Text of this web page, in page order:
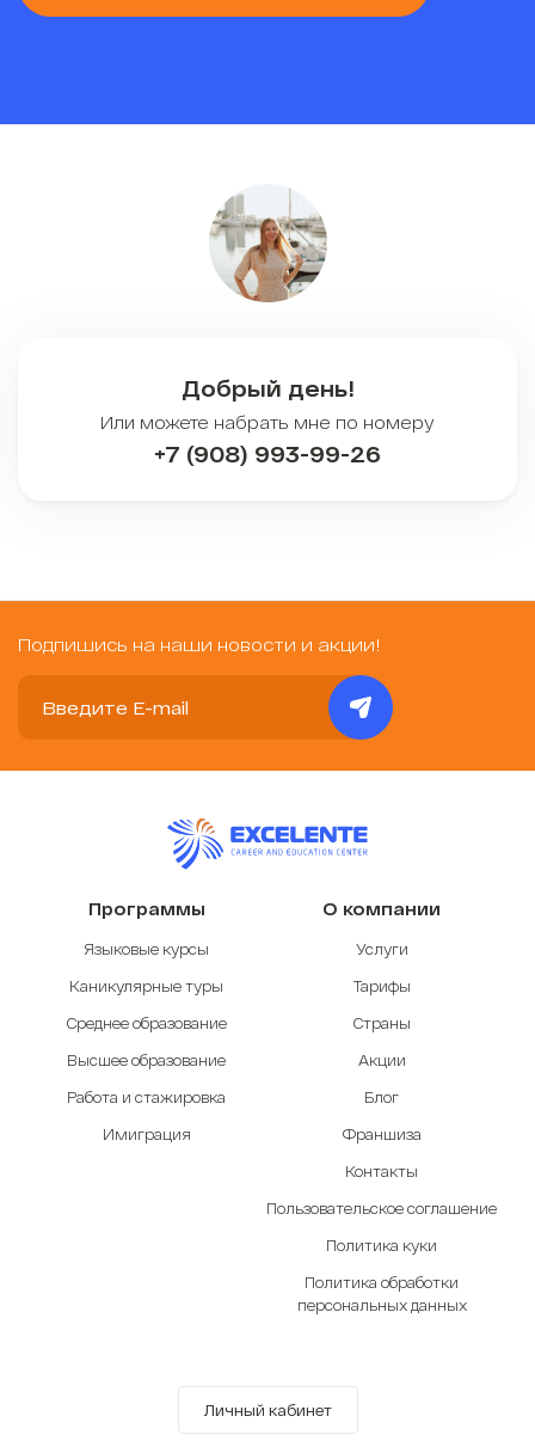
Добрый день!
Или можете набрать мне по номеру
+7 (908) 993-99-26
Подпишись на наши новости и акции!
Программы
Языковые курсы
Каникулярные туры
Среднее образование
Высшее образование
Работа и стажировка
Имиграция
О компании
Услуги
Тарифы
Страны
Акции
Блог
Франшиза
Контакты
Пользовательское соглашение
Политика куки
Политика обработки
персональных данных
Личный кабинет